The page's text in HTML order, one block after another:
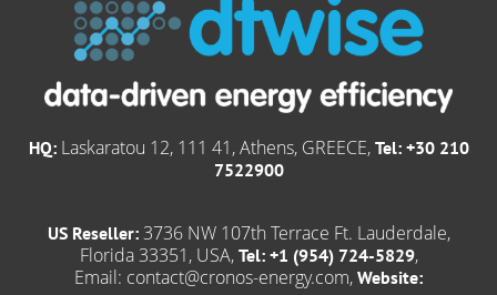
HQ:Laskaratou 12, 111 41, Athens, GREECE, Tel: +30 210
7522900
US Reseller:3736 NW 107th Terrace Ft. Lauderdale,
Florida 33351, USA, Tel: +1 (954) 724-5829,
Email: contact@cronos-energy.com, Website: